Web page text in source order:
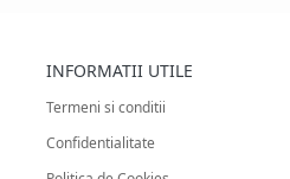
INFORMATII UTILE
Termeni si conditii
Confidentialitate